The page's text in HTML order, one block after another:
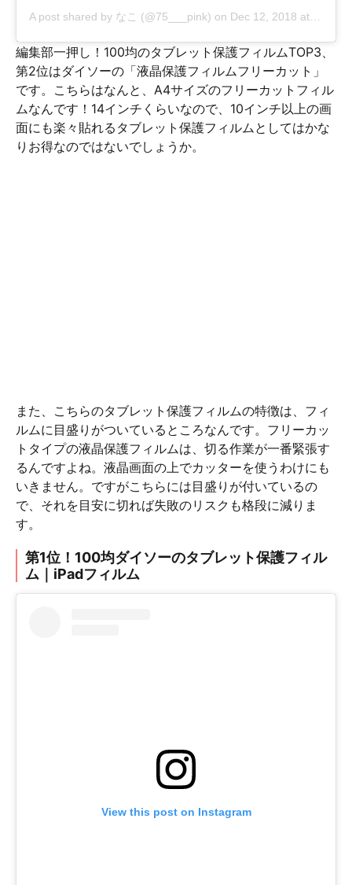
A post shared by なこ (@75___pink) on Dec 12, 2018 at 6:53pm PST
編集部一押し！100均のタブレット保護フィルムTOP3、
第2位はダイソーの「液晶保護フィルムフリーカット」
です。こちらはなんと、A4サイズのフリーカットフィル
ムなんです！14インチくらいなので、10インチ以上の画
面にも楽々貼れるタブレット保護フィルムとしてはかな
りお得なのではないでしょうか。
また、こちらのタブレット保護フィルムの特徴は、フィ
ルムに目盛りがついているところなんです。フリーカッ
トタイプの液晶保護フィルムは、切る作業が一番緊張す
るんですよね。液晶画面の上でカッターを使うわけにも
いきません。ですがこちらには目盛りが付いているの
で、それを目安に切れば失敗のリスクも格段に減りま
す。
第1位！100均ダイソーのタブレット保護フィル
ム｜iPadフィルム
View this post on Instagram